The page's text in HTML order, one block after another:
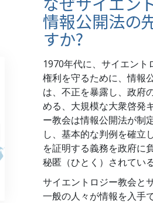
サイエントロジストたちが語るサイエ
ントロジー
サイエントロジストに会いましょう
教会の内部
サイエントロジーの基本原理
ダイアネティックスの紹介
愛と憎しみ ―
偉大さとは何か?
上
オ
フ
サ
世
情報公開法の
すか?
1970年代に、サイエン
権利を守るために、情報
は、不正を暴露し、政府
める、大規模な大衆啓発
ー教会は情報公開法が制
し、基本的な判例を確立
を証明する義務を政府に
秘匿（ひとく）されてい
サイエントロジー教会と
一般の人々が情報を入手